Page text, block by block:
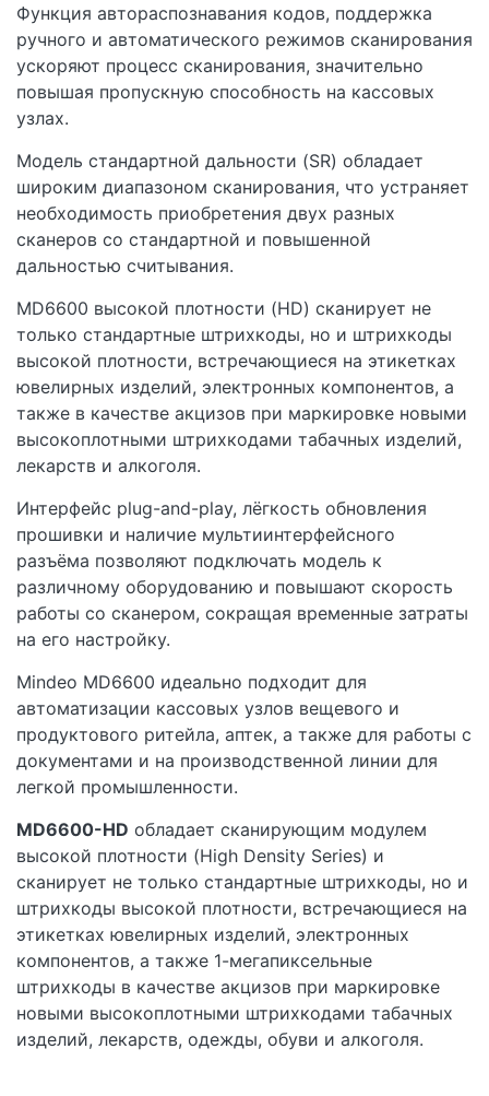
Функция автораспознавания кодов, поддержка
ручного и автоматического режимов сканирования
ускоряют процесс сканирования, значительно
повышая пропускную способность на кассовых
узлах.
Модель стандартной дальности (SR) обладает
широким диапазоном сканирования, что устраняет
необходимость приобретения двух разных
сканеров со стандартной и повышенной
дальностью считывания.
MD6600 высокой плотности (HD) сканирует не
только стандартные штрихкоды, но и штрихкоды
высокой плотности, встречающиеся на этикетках
ювелирных изделий, электронных компонентов, а
также в качестве акцизов при маркировке новыми
высокоплотными штрихкодами табачных изделий,
лекарств и алкоголя.
Интерфейс plug-and-play, лёгкость обновления
прошивки и наличие мультиинтерфейсного
разъёма позволяют подключать модель к
различному оборудованию и повышают скорость
работы со сканером, сокращая временные затраты
на его настройку.
Mindeo MD6600 идеально подходит для
автоматизации кассовых узлов вещевого и
продуктового ритейла, аптек, а также для работы с
документами и на производственной линии для
легкой промышленности.
MD6600-HD обладает сканирующим модулем
высокой плотности (High Density Series) и
сканирует не только стандартные штрихкоды, но и
штрихкоды высокой плотности, встречающиеся на
этикетках ювелирных изделий, электронных
компонентов, а также 1-мегапиксельные
штрихкоды в качестве акцизов при маркировке
новыми высокоплотными штрихкодами табачных
изделий, лекарств, одежды, обуви и алкоголя.